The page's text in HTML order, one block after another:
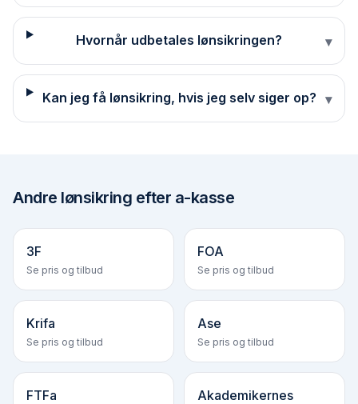
Hvornår udbetales lønsikringen? ▾
Kan jeg få lønsikring, hvis jeg selv siger op? ▾
Andre lønsikring efter a-kasse
3F
Se pris og tilbud
FOA
Se pris og tilbud
Krifa
Se pris og tilbud
Ase
Se pris og tilbud
FTFa Akademikernes